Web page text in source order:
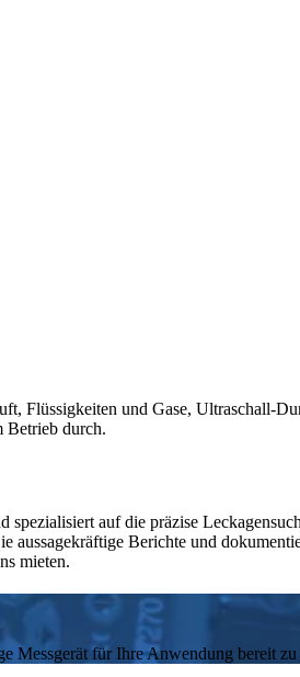
Flüssigkeiten und Gase, Ultraschall-
Betrieb durch.
auf die präzise
Berichte und
mieten.
Messgerät für Ihre Anwendung bereit zu